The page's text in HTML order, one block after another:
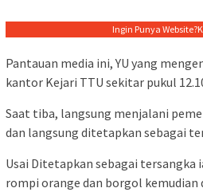
Ingin Punya Website?
Pantauan media ini, YU yang
kantor Kejari TTU sekitar pukul
Saat tiba, langsung menjalani
dan langsung ditetapkan sebagai
Usai Ditetapkan sebagai tersangka
rompi orange dan borgol